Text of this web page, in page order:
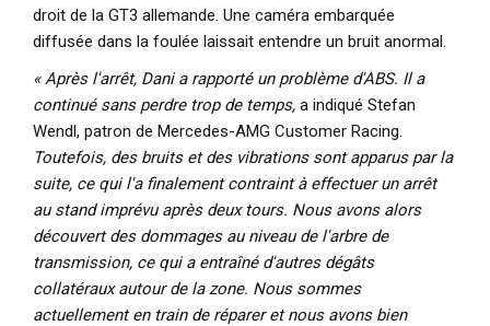
droit de la GT3 allemande. Une caméra embarquée
diffusée dans la foulée laissait entendre un bruit anormal.
« Après l'arrêt, Dani a rapporté un problème d'ABS. Il a
continué sans perdre trop de temps, a indiqué Stefan
Wendl, patron de Mercedes-AMG Customer Racing.
Toutefois, des bruits et des vibrations sont apparus par la
suite, ce qui l'a finalement contraint à effectuer un arrêt
au stand imprévu après deux tours. Nous avons alors
découvert des dommages au niveau de l'arbre de
transmission, ce qui a entraîné d'autres dégâts
collatéraux autour de la zone. Nous sommes
actuellement en train de réparer et nous avons bien